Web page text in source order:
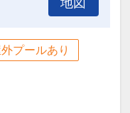
図書コーナー
場を併設。
金不要）
代金不要）
地図
プールあり